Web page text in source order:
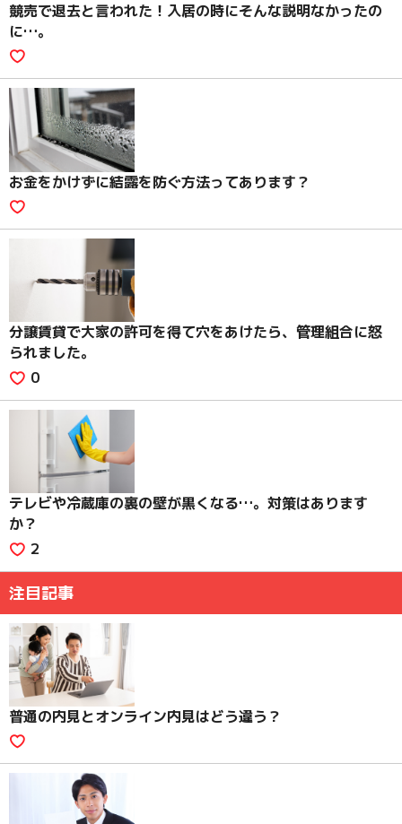
競売で退去と言われた！入居の時にそんな説明なかったの
に…。
お金をかけずに結露を防ぐ方法ってあります？
分譲賃貸で大家の許可を得て穴をあけたら、管理組合に怒
られました。
0
テレビや冷蔵庫の裏の壁が黒くなる…。対策はあります
か？
2
注目記事
普通の内見とオンライン内見はどう違う？